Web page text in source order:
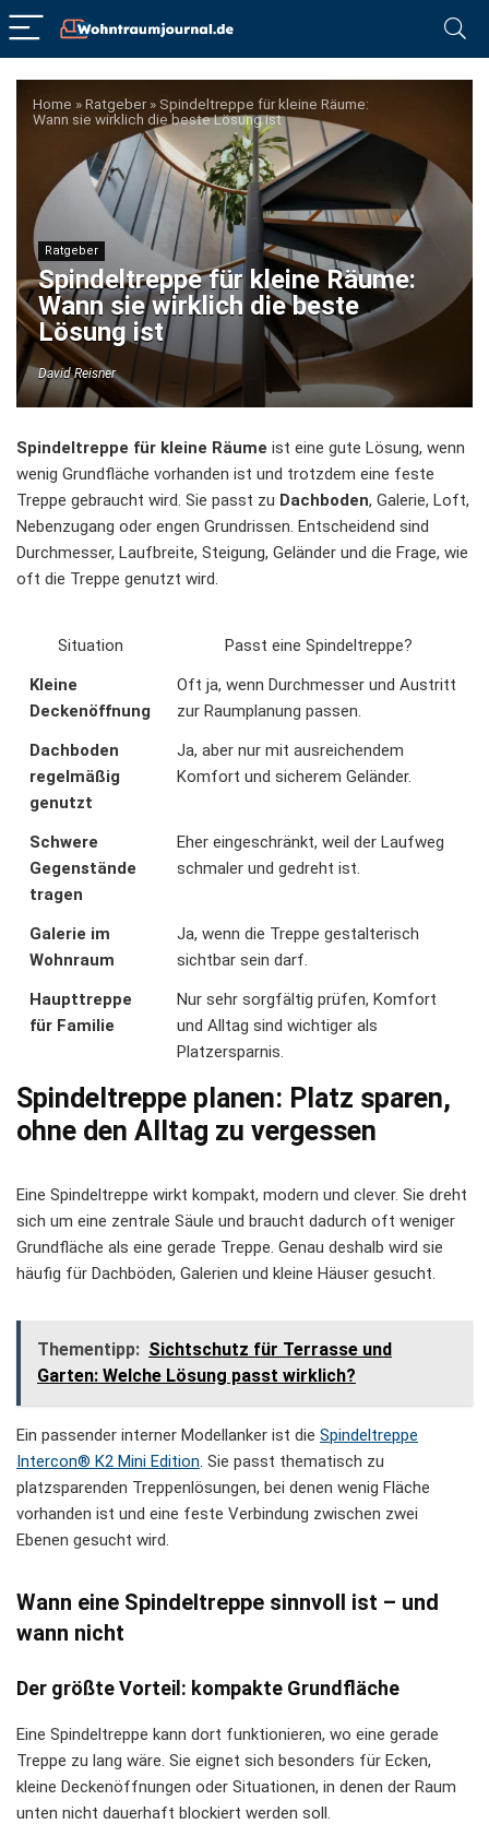
Home »Ratgeber»Spindeltreppe für kleine Räume:
Wann sie wirklich die beste Lösung ist
Ratgeber
Spindeltreppe für kleine Räume:
Wann sie wirklich die beste
Lösung ist
David Reisner
Spindeltreppe für kleine Räume ist eine gute Lösung, wenn
wenig Grundfläche vorhanden ist und trotzdem eine feste
Treppe gebraucht wird. Sie passt zu Dachboden, Galerie, Loft,
Nebenzugang oder engen Grundrissen. Entscheidend sind
Durchmesser, Laufbreite, Steigung, Geländer und die Frage, wie
oft die Treppe genutzt wird.
Situation
Passt eine Spindeltreppe?
Kleine
Deckenöffnung
Oft ja, wenn Durchmesser und Austritt
zur Raumplanung passen.
Dachboden
regelmäßig
genutzt
Ja, aber nur mit ausreichendem
Komfort und sicherem Geländer.
Schwere
Gegenstände
tragen
Eher eingeschränkt, weil der Laufweg
schmaler und gedreht ist.
Galerie im
Wohnraum
Ja, wenn die Treppe gestalterisch
sichtbar sein darf.
Haupttreppe
für Familie
Nur sehr sorgfältig prüfen, Komfort
und Alltag sind wichtiger als
Platzersparnis.
Spindeltreppe planen: Platz sparen,
ohne den Alltag zu vergessen
Eine Spindeltreppe wirkt kompakt, modern und clever. Sie dreht
sich um eine zentrale Säule und braucht dadurch oft weniger
Grundfläche als eine gerade Treppe. Genau deshalb wird sie
häufig für Dachböden, Galerien und kleine Häuser gesucht.
Thementipp: Sichtschutz für Terrasse und
Garten: Welche Lösung passt wirklich?
Ein passender interner Modellanker ist die Spindeltreppe
Intercon® K2 Mini Edition. Sie passt thematisch zu
platzsparenden Treppenlösungen, bei denen wenig Fläche
vorhanden ist und eine feste Verbindung zwischen zwei
Ebenen gesucht wird.
Wann eine Spindeltreppe sinnvoll ist – und
wann nicht
Der größte Vorteil: kompakte Grundfläche
Eine Spindeltreppe kann dort funktionieren, wo eine gerade
Treppe zu lang wäre. Sie eignet sich besonders für Ecken,
kleine Deckenöffnungen oder Situationen, in denen der Raum
unten nicht dauerhaft blockiert werden soll.